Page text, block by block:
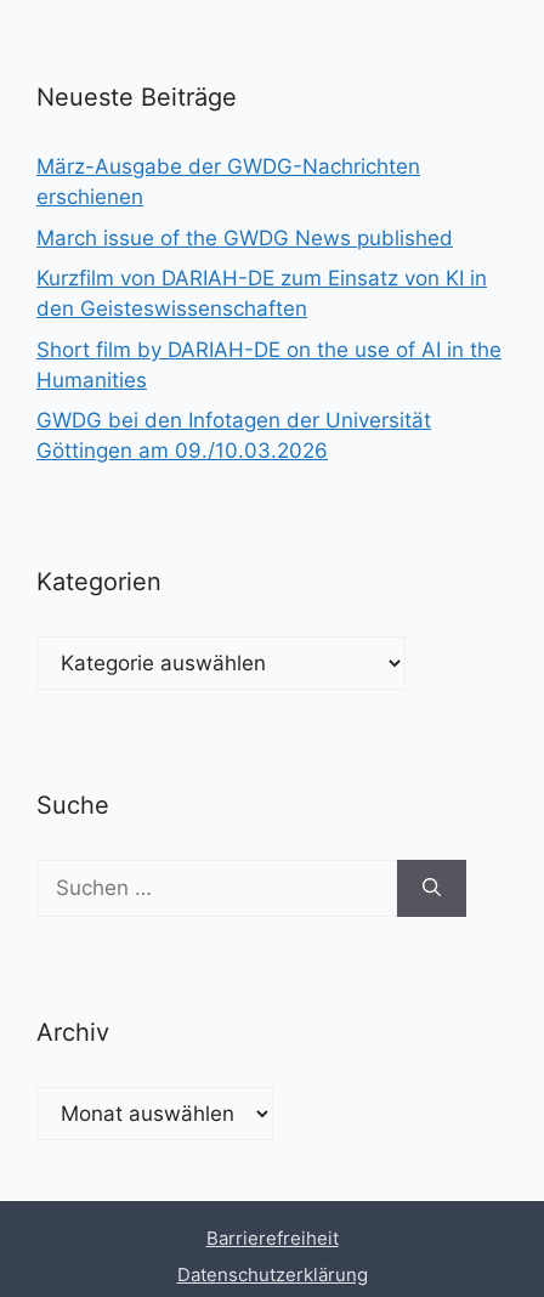
Neueste Beiträge
März-Ausgabe der GWDG-Nachrichten
erschienen
March issue of the GWDG News published
Kurzfilm von DARIAH-DE zum Einsatz von KI in
den Geisteswissenschaften
Short film by DARIAH-DE on the use of AI in the
Humanities
GWDG bei den Infotagen der Universität
Göttingen am 09./10.03.2026
Kategorien
Kategorien
Suche
Suchen
nach:
Archiv
Archiv
Barrierefreiheit
Datenschutzerklärung